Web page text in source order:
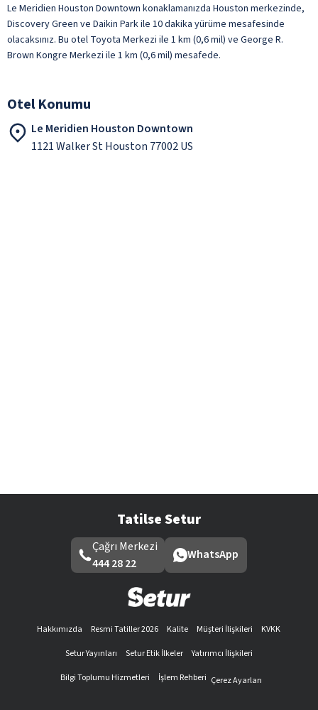
Le Meridien Houston Downtown konaklamanızda Houston merkezinde,
Discovery Green ve Daikin Park ile 10 dakika yürüme mesafesinde
olacaksınız. Bu otel Toyota Merkezi ile 1 km (0,6 mil) ve George R.
Brown Kongre Merkezi ile 1 km (0,6 mil) mesafede.
Otel Konumu
Le Meridien Houston Downtown
1121 Walker St Houston 77002 US
Tatilse Setur
Çağrı Merkezi
444 28 22
WhatsApp
Hakkımızda Resmi Tatiller 2026 Kalite Müşteri İlişkileri
KVKK
Setur Yayınları
Setur Etik İlkeler
Yatırımcı İlişkileri
Bilgi Toplumu Hizmetleri
İşlem Rehberi Çerez Ayarları